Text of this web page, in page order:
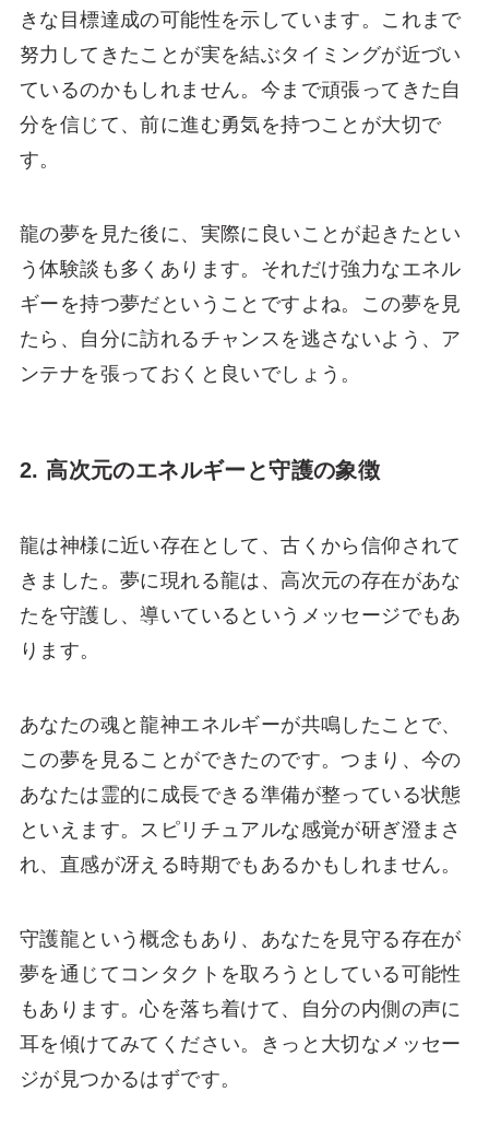
きな目標達成の可能性を示しています。これまで
努力してきたことが実を結ぶタイミングが近づい
ているのかもしれません。今まで頑張ってきた自
分を信じて、前に進む勇気を持つことが大切で
す。
龍の夢を見た後に、実際に良いことが起きたとい
う体験談も多くあります。それだけ強力なエネル
ギーを持つ夢だということですよね。この夢を見
たら、自分に訪れるチャンスを逃さないよう、ア
ンテナを張っておくと良いでしょう。
2. 高次元のエネルギーと守護の象徴
龍は神様に近い存在として、古くから信仰されて
きました。夢に現れる龍は、高次元の存在があな
たを守護し、導いているというメッセージでもあ
ります。
あなたの魂と龍神エネルギーが共鳴したことで、
この夢を見ることができたのです。つまり、今の
あなたは霊的に成長できる準備が整っている状態
といえます。スピリチュアルな感覚が研ぎ澄まさ
れ、直感が冴える時期でもあるかもしれません。
守護龍という概念もあり、あなたを見守る存在が
夢を通じてコンタクトを取ろうとしている可能性
もあります。心を落ち着けて、自分の内側の声に
耳を傾けてみてください。きっと大切なメッセー
ジが見つかるはずです。